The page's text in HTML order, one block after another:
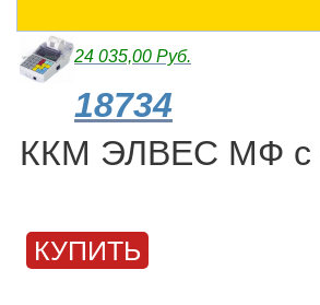
24 035,00 Руб.
18734
ККМ ЭЛВЕС МФ
КУПИТЬ